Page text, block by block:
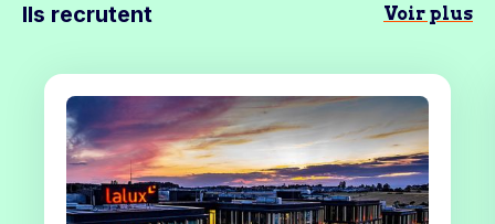
Ils recrutent Voir plus